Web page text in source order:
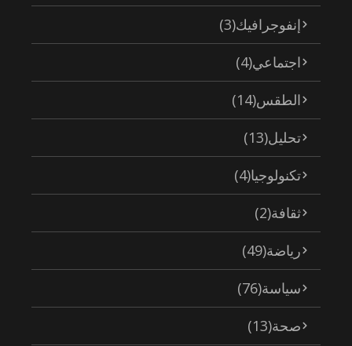
إنفوجرافيك(3)
اجتماعي(4)
الطقس(14)
تحليل(13)
تكنولوجيا(4)
ثقافة(2)
رياضة(49)
سياسة(76)
صحة(13)